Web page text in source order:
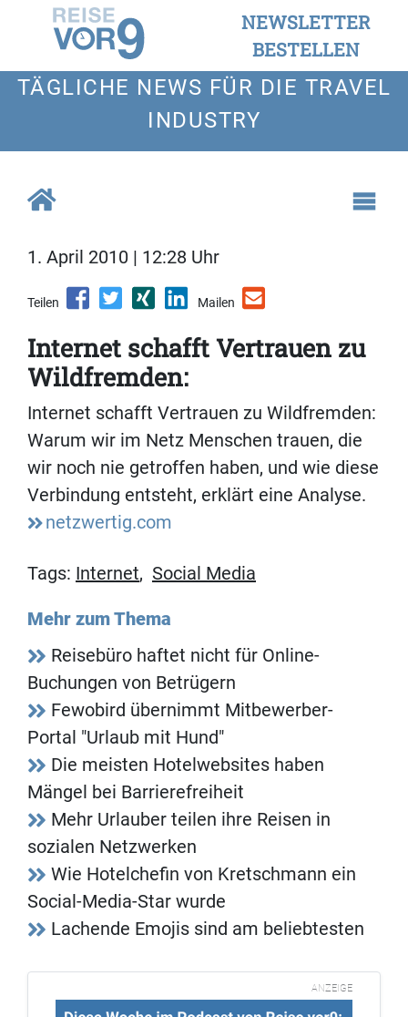
NEWSLETTER
BESTELLEN
TÄGLICHE NEWS FÜR DIE TRAVEL
INDUSTRY
1. April 2010 | 12:28 Uhr
Teilen Mailen
Internet schafft Vertrauen zu
Wildfremden:
Internet schafft Vertrauen zu Wildfremden:
Warum wir im Netz Menschen trauen, die
wir noch nie getroffen haben, und wie diese
Verbindung entsteht, erklärt eine Analyse.
netzwertig.com
Tags: Internet, Social Media
Mehr zum Thema
Reisebüro haftet nicht für Online-
Buchungen von Betrügern
Fewobird übernimmt Mitbewerber-
Portal "Urlaub mit Hund"
Die meisten Hotelwebsites haben
Mängel bei Barrierefreiheit
Mehr Urlauber teilen ihre Reisen in
sozialen Netzwerken
Wie Hotelchefin von Kretschmann ein
Social-Media-Star wurde
Lachende Emojis sind am beliebtesten
ANZEIGE